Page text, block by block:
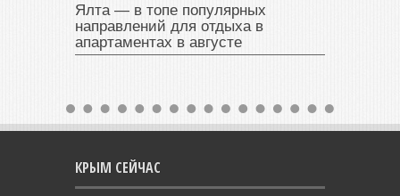
Ялта — в топе популярных
направлений для отдыха в
апартаментах в августе
КРЫМ СЕЙЧАС